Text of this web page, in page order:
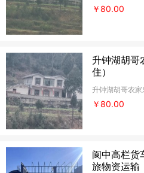
￥80.00
升钟湖胡哥
住）
升钟湖胡哥农家
￥80.00
阆中高栏货
旅物资运输